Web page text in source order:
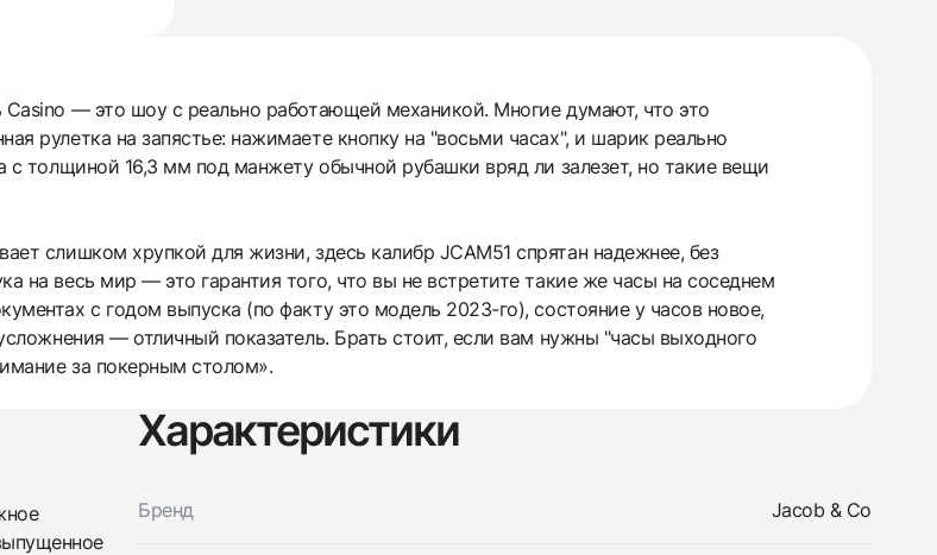
— это шоу с реально работающей механикой. Многие думают, что это
рулетка на запястье: нажимаете кнопку на "восьми часах", и шарик реально
с толщиной 16,3 мм под манжету обычной рубашки вряд ли залезет, но такие вещи
слишком хрупкой для жизни, здесь калибр JCAM51 спрятан надежнее, без
на весь мир — это гарантия того, что вы не встретите такие же часы на соседнем
с годом выпуска (по факту это модель 2023-го), состояние у часов новое,
— отличный показатель. Брать стоит, если вам нужны "часы выходного
за покерным столом».
Характеристики
Бренд Jacob & Co